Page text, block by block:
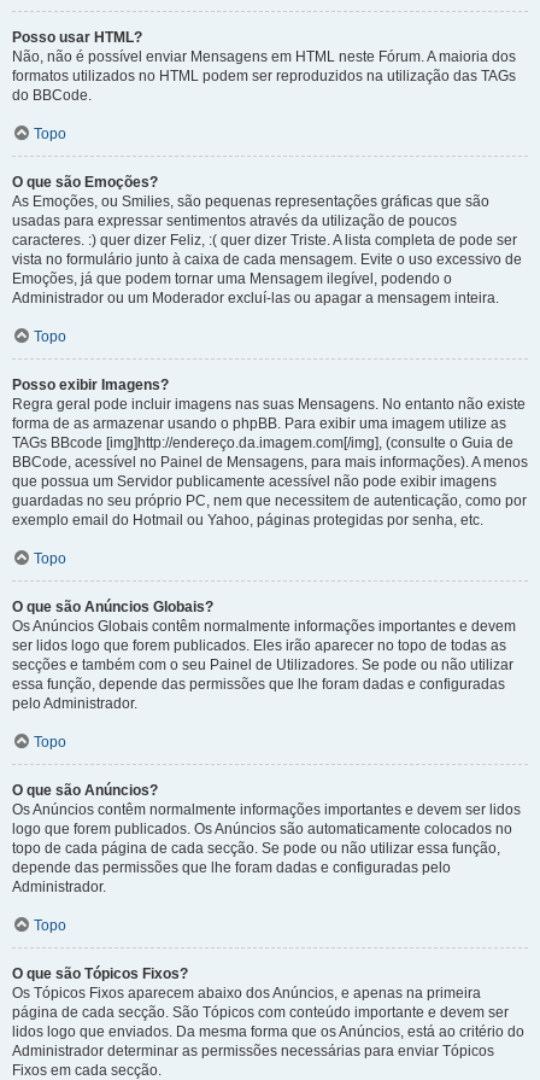
Posso usar HTML?
Não, não é possível enviar Mensagens em HTML neste Fórum. A maioria dos
formatos utilizados no HTML podem ser reproduzidos na utilização das TAGs
do BBCode.
Topo
O que são Emoções?
As Emoções, ou Smilies, são pequenas representações gráficas que são
usadas para expressar sentimentos através da utilização de poucos
caracteres. :) quer dizer Feliz, :( quer dizer Triste. A lista completa de pode ser
vista no formulário junto à caixa de cada mensagem. Evite o uso excessivo de
Emoções, já que podem tornar uma Mensagem ilegível, podendo o
Administrador ou um Moderador excluí-las ou apagar a mensagem inteira.
Topo
Posso exibir Imagens?
Regra geral pode incluir imagens nas suas Mensagens. No entanto não existe
forma de as armazenar usando o phpBB. Para exibir uma imagem utilize as
TAGs BBcode [img]http://endereço.da.imagem.com[/img], (consulte o Guia de
BBCode, acessível no Painel de Mensagens, para mais informações). A menos
que possua um Servidor publicamente acessível não pode exibir imagens
guardadas no seu próprio PC, nem que necessitem de autenticação, como por
exemplo email do Hotmail ou Yahoo, páginas protegidas por senha, etc.
Topo
O que são Anúncios Globais?
Os Anúncios Globais contêm normalmente informações importantes e devem
ser lidos logo que forem publicados. Eles irão aparecer no topo de todas as
secções e também com o seu Painel de Utilizadores. Se pode ou não utilizar
essa função, depende das permissões que lhe foram dadas e configuradas
pelo Administrador.
Topo
O que são Anúncios?
Os Anúncios contêm normalmente informações importantes e devem ser lidos
logo que forem publicados. Os Anúncios são automaticamente colocados no
topo de cada página de cada secção. Se pode ou não utilizar essa função,
depende das permissões que lhe foram dadas e configuradas pelo
Administrador.
Topo
O que são Tópicos Fixos?
Os Tópicos Fixos aparecem abaixo dos Anúncios, e apenas na primeira
página de cada secção. São Tópicos com conteúdo importante e devem ser
lidos logo que enviados. Da mesma forma que os Anúncios, está ao critério do
Administrador determinar as permissões necessárias para enviar Tópicos
Fixos em cada secção.